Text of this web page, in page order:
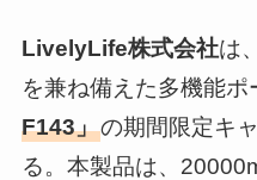
LivelyLife株式会社は
を兼ね備えた多機能ポ
F143」の期間限定キ
る。本製品は、